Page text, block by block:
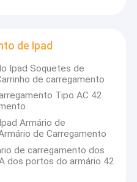
de Ipad
Ipad Soquetes de
de carregamento
Tipo AC 42
Armário de
de Carregamento
de carregamento dos
dos portos do armário 42